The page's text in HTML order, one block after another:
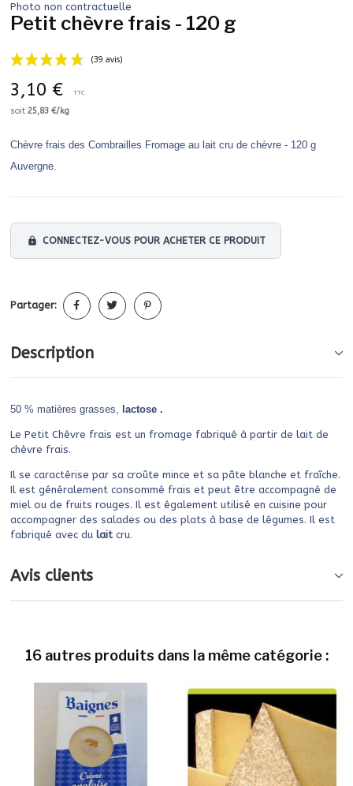
Photo non contractuelle
Petit chèvre frais - 120 g
(39 avis)
3,10 € TTC
soit 25,83 €/kg
Chèvre frais des Combrailles Fromage au lait cru de chèvre - 120 g
Auvergne.
lock CONNECTEZ-VOUS POUR ACHETER CE PRODUIT
Partager:
Description
50 % matières grasses, lactose .
Le Petit Chèvre frais est un fromage fabriqué à partir de lait de
chèvre frais.
Il se caractérise par sa croûte mince et sa pâte blanche et fraîche.
Il est généralement consommé frais et peut être accompagné de
miel ou de fruits rouges. Il est également utilisé en cuisine pour
accompagner des salades ou des plats à base de légumes. Il est
fabriqué avec du lait cru.
Avis clients
16 autres produits dans la même catégorie :